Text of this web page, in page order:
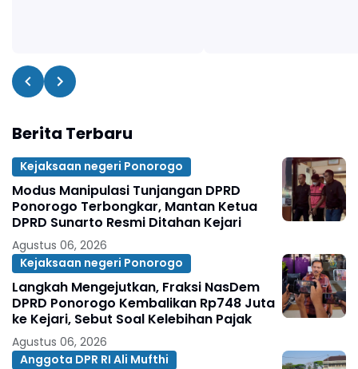
Berita Terbaru
Kejaksaan negeri Ponorogo
Modus Manipulasi Tunjangan DPRD
Ponorogo Terbongkar, Mantan Ketua
DPRD Sunarto Resmi Ditahan Kejari
Agustus 06, 2026
Kejaksaan negeri Ponorogo
Langkah Mengejutkan, Fraksi NasDem
DPRD Ponorogo Kembalikan Rp748 Juta
ke Kejari, Sebut Soal Kelebihan Pajak
Agustus 06, 2026
Anggota DPR RI Ali Mufthi